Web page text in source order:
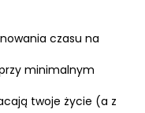
czasu na
minimalnym
twoje życie (a z